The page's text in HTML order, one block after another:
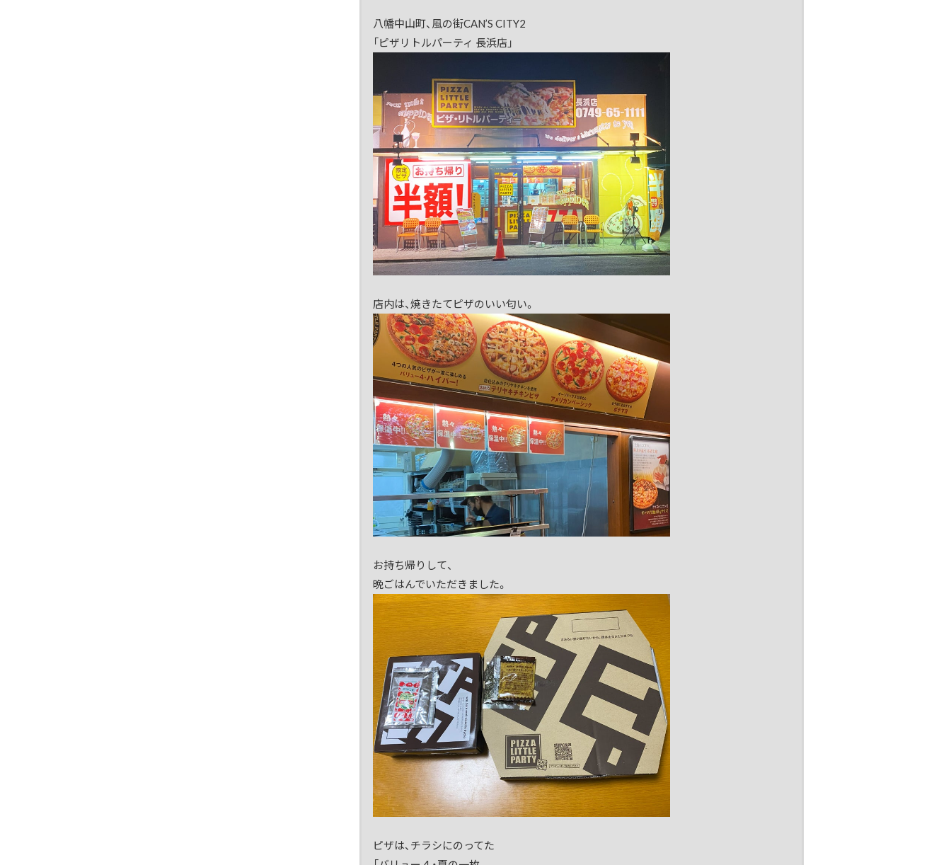
八幡中山町、風の街CAN’S CITY2
「ピザリトルパーティ 長浜店」
店内は、焼きたてピザのいい匂い。
お持ち帰りして、
晩ごはんでいただきました。
ピザは、チラシにのってた